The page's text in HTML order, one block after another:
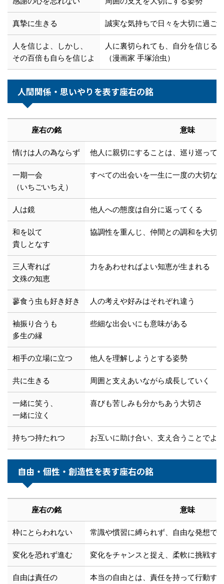
真摯に生きる 誠実な気持ちで日々を大切に過ご
人を信じよ、しかし、
その百倍も自らを信じよ
人に裏切られても、自分を信じる
（漫画家 手塚治虫）
人間関係・思いやりを表す座右の銘
座右の銘 意味
情けは人の為ならず 他人に親切にすることは、巡り巡って
一期一会
（いちごいちえ）
すべての出会いを一生に一度の大切な
人は鏡 他人への態度は自分に返ってくる
和を以て
貴しとなす
協調性を重んじ、仲間との調和を大切
三人寄れば
文殊の知恵
力をあわせればよい知恵が生まれる
蓼食う虫も好き好き 人の考えや好みはそれぞれ違う
袖振り合うも
多生の縁
些細な出会いにも意味がある
相手の立場に立つ 他人を理解しようとする姿勢
共に生きる 周囲と支えあいながら成長していく
一緒に笑う、
一緒に泣く
喜びも苦しみも分かちあう大切さ
持ちつ持たれつ お互いに助け合い、支え合うことでよ
自由・個性・創造性を表す座右の銘
座右の銘 意味
枠にとらわれない 常識や慣習に縛られず、自由な発想で
変化を恐れず進む 変化をチャンスと捉え、柔軟に挑戦す
自由は責任の
本当の自由とは、責任を持って行動す